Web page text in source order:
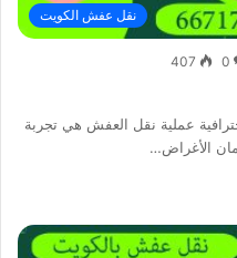
نقل عفش الكويت
0
407
عملية نقل العفش هي تجربة
الأغراض…